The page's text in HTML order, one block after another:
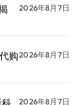
2026年8月7日
购2026年8月7日
2026年8月7日